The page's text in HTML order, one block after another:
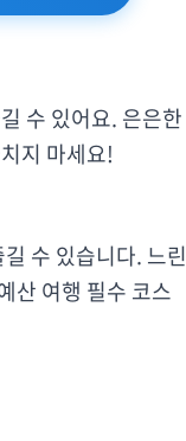
수 있어요. 은은한
지 마세요!
수 있습니다. 느린
산 여행 필수 코스